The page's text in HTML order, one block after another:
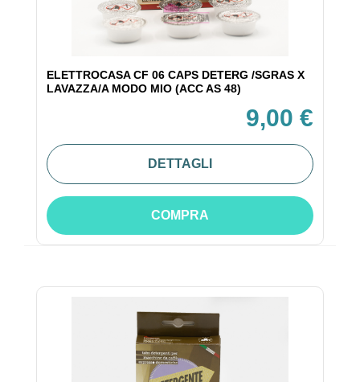
ELETTROCASA CF 06 CAPS DETERG /SGRAS X
LAVAZZA/A MODO MIO (ACC AS 48)
9,00 €
DETTAGLI
COMPRA